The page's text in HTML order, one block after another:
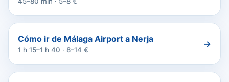
Cómo ir de Málaga Airport a Nerja
1 h 15–1 h 40 · 8–14 €
→